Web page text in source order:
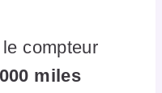
compteur
miles